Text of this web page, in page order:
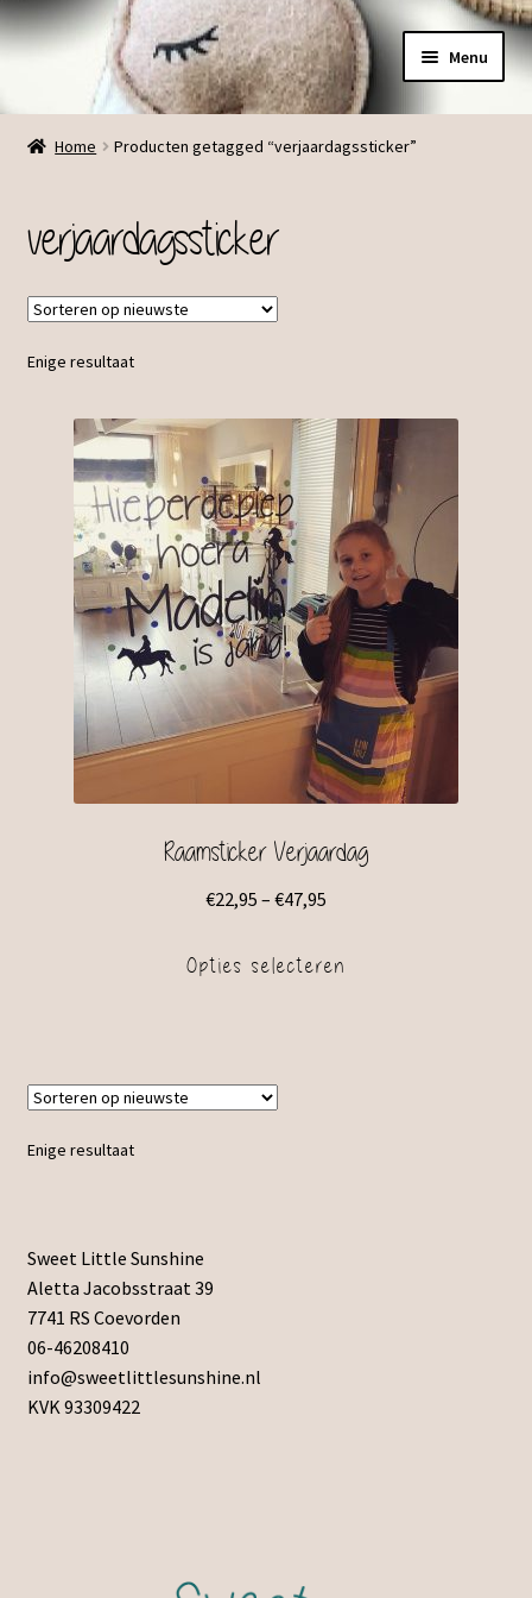
Ga
navigatie
Ga
de
inhoud
Menu
Menu
Home Producten getagged “verjaardagssticker”
verjaardagssticker
Enige resultaat
Raamsticker Verjaardag
€22,95 – €47,95
Opties selecteren
Enige resultaat
Sweet Little Sunshine
Aletta Jacobsstraat 39
7741 RS Coevorden
06-46208410
info@sweetlittlesunshine.nl
KVK 93309422